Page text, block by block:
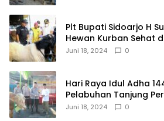
Plt Bupati Sidoarjo H
Hewan Kurban Sehat
Juni 18, 2024 0
Hari Raya Idul Adha
Pelabuhan Tanjung
Hewan Korban.
Juni 18, 2024 0